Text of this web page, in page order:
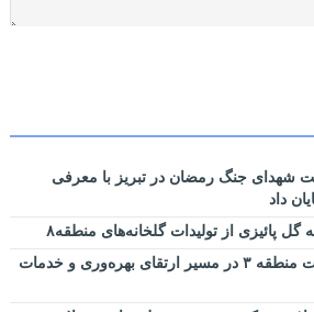
شهدای جنگ رمضان در تبریز با معرفی
داد
کارگاه امانی و ماشین‌آلات منطقه ۳ در مسیر ارتقای بهره‌وری و خدمات